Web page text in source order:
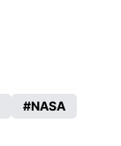
NASA